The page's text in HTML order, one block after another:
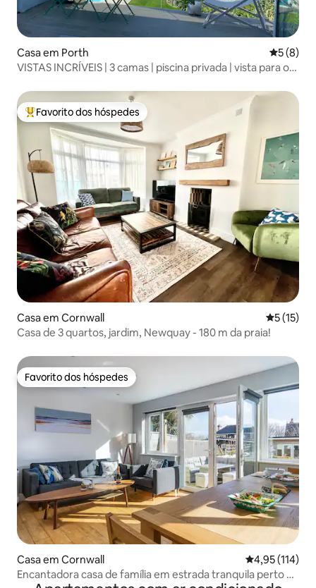
Casa em Porth
5 (8)
VISTAS INCRÍVEIS | 3 camas | piscina privada | vista para o
Favoritos dos hóspedes mais apreciados
Favorito dos hóspedes
Casa em Cornwall
5 (15)
Casa de 3 quartos, jardim, Newquay - 180 m da praia!
Favorito dos hóspedes
Favorito dos hóspedes
Casa em Cornwall Classificação
4,95 (114)
Encantadora casa de família em estrada tranquila perto da